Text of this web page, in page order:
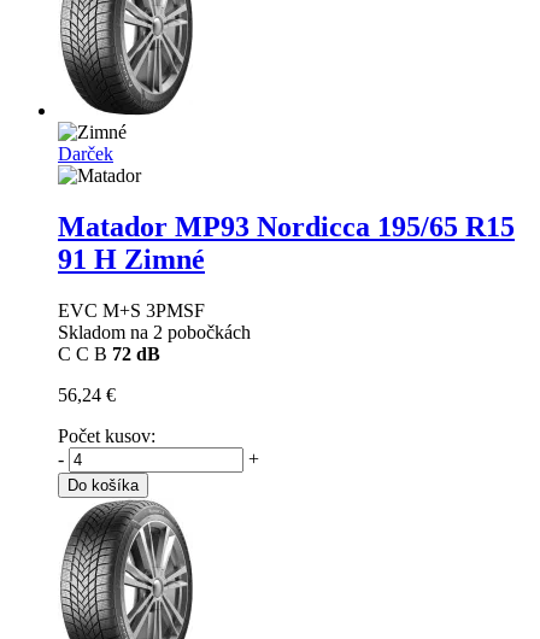
Darček
Matador MP93 Nordicca 195/65 R15
91 H Zimné
EVC M+S 3PMSF
Skladom na 2 pobočkách
C C B 72 dB
56,24 €
Počet kusov:
-
+
Do košíka